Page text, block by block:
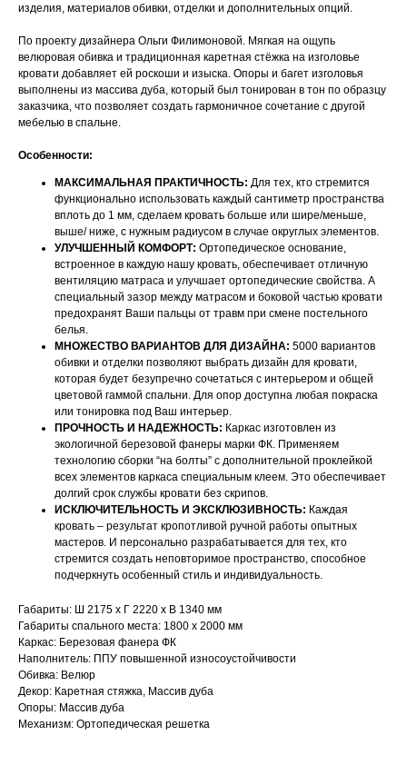
изделия, материалов обивки, отделки и дополнительных опций.
По проекту дизайнера Ольги Филимоновой. Мягкая на ощупь
велюровая обивка и традиционная каретная стёжка на изголовье
кровати добавляет ей роскоши и изыска. Опоры и багет изголовья
выполнены из массива дуба, который был тонирован в тон по образцу
заказчика, что позволяет создать гармоничное сочетание с другой
мебелью в спальне.
Особенности:
МАКСИМАЛЬНАЯ ПРАКТИЧНОСТЬ: Для тех, кто стремится
функционально использовать каждый сантиметр пространства
вплоть до 1 мм, сделаем кровать больше или шире/меньше,
выше/ ниже, с нужным радиусом в случае округлых элементов.
УЛУЧШЕННЫЙ КОМФОРТ: Ортопедическое основание,
встроенное в каждую нашу кровать, обеспечивает отличную
вентиляцию матраса и улучшает ортопедические свойства. А
специальный зазор между матрасом и боковой частью кровати
предохранят Ваши пальцы от травм при смене постельного
белья.
МНОЖЕСТВО ВАРИАНТОВ ДЛЯ ДИЗАЙНА: 5000 вариантов
обивки и отделки позволяют выбрать дизайн для кровати,
которая будет безупречно сочетаться с интерьером и общей
цветовой гаммой спальни. Для опор доступна любая покраска
или тонировка под Ваш интерьер.
ПРОЧНОСТЬ И НАДЕЖНОСТЬ: Каркас изготовлен из
экологичной березовой фанеры марки ФК. Применяем
технологию сборки “на болты” с дополнительной проклейкой
всех элементов каркаса специальным клеем. Это обеспечивает
долгий срок службы кровати без скрипов.
ИСКЛЮЧИТЕЛЬНОСТЬ И ЭКСКЛЮЗИВНОСТЬ: Каждая
кровать – результат кропотливой ручной работы опытных
мастеров. И персонально разрабатывается для тех, кто
стремится создать неповторимое пространство, способное
подчеркнуть особенный стиль и индивидуальность.
Габариты: Ш 2175 х Г 2220 х В 1340 мм
Габариты спального места: 1800 х 2000 мм
Каркас: Березовая фанера ФК
Наполнитель: ППУ повышенной износоустойчивости
Обивка: Велюр
Декор: Каретная стяжка, Массив дуба
Опоры: Массив дуба
Механизм: Ортопедическая решетка
Воспользуйтесь формой обратной связи,
чтобы связаться с нами
НАШИ МЕНЕДЖЕРЫ ГОТОВЫ
ОТВЕТИТЬ НА ЛЮБЫЕ
ВОПРОСЫ
Оставьте данные для связи: